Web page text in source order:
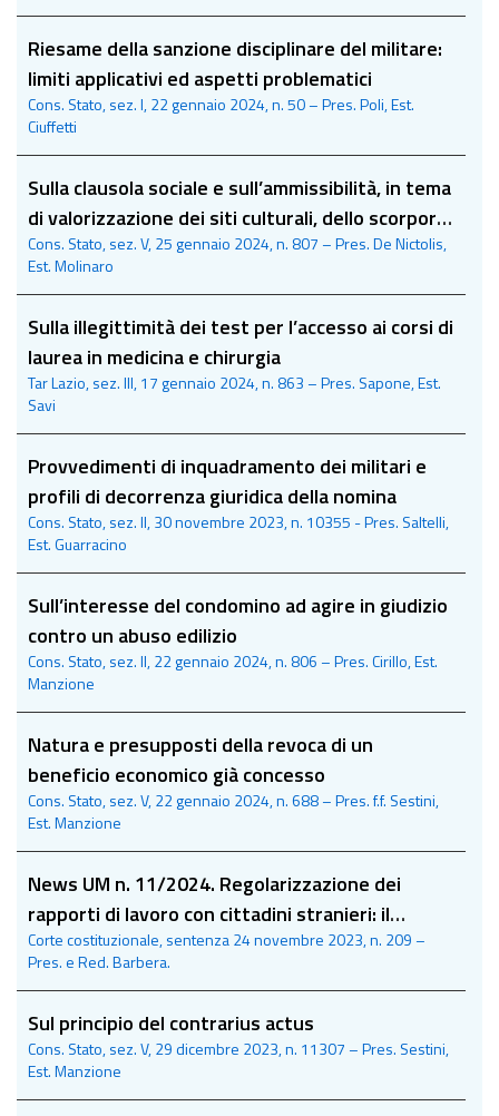
Riesame della sanzione disciplinare del militare:
limiti applicativi ed aspetti problematici
Cons. Stato, sez. I, 22 gennaio 2024, n. 50 – Pres. Poli, Est.
Ciuffetti
Sulla clausola sociale e sull’ammissibilità, in tema
di valorizzazione dei siti culturali, dello scorporo
fra servizi di assistenza culturale e servizi
strumentali
Cons. Stato, sez. V, 25 gennaio 2024, n. 807 – Pres. De Nictolis,
Est. Molinaro
Sulla illegittimità dei test per l’accesso ai corsi di
laurea in medicina e chirurgia
Tar Lazio, sez. III, 17 gennaio 2024, n. 863 – Pres. Sapone, Est.
Savi
Provvedimenti di inquadramento dei militari e
profili di decorrenza giuridica della nomina
Cons. Stato, sez. II, 30 novembre 2023, n. 10355 - Pres. Saltelli,
Est. Guarracino
Sull’interesse del condomino ad agire in giudizio
contro un abuso edilizio
Cons. Stato, sez. II, 22 gennaio 2024, n. 806 – Pres. Cirillo, Est.
Manzione
Natura e presupposti della revoca di un
beneficio economico già concesso
Cons. Stato, sez. V, 22 gennaio 2024, n. 688 – Pres. f.f. Sestini,
Est. Manzione
News UM n. 11/2024. Regolarizzazione dei
rapporti di lavoro con cittadini stranieri: il
requisito reddituale del datore di lavoro non è
incostituzionale
Corte costituzionale, sentenza 24 novembre 2023, n. 209 –
Pres. e Red. Barbera.
Sul principio del contrarius actus
Cons. Stato, sez. V, 29 dicembre 2023, n. 11307 – Pres. Sestini,
Est. Manzione